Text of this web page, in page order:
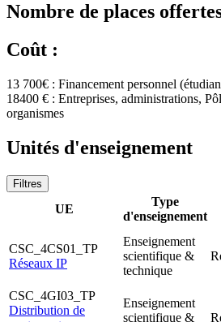
Nombre de places
Coût :
13 700€ : Financement personnel
18400 € : Entreprises, administrations,
organismes
Unités d'enseignement
Filtres
UE
Type
d'enseignement
CSC_4CS01_TP
Réseaux IP
Enseignement
scientifique &
technique
CSC_4GI03_TP
Distribution de
Enseignement
scientifique &